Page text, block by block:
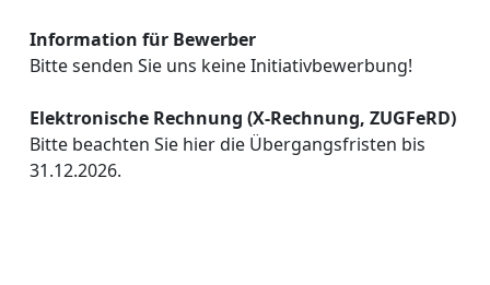
Information für Bewerber
Bitte senden Sie uns keine Initiativbewerbung!
Elektronische Rechnung (X-Rechnung, ZUGFeRD)
Bitte beachten Sie hier die Übergangsfristen bis
31.12.2026.